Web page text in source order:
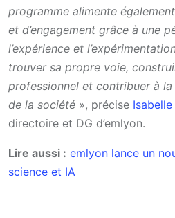
programme alimente
et d’engagement grâce à une
l’expérience et
trouver sa propre voie,
professionnel et contribuer à
de la société », précise
directoire et DG d’emlyon.
Lire aussi : emlyon lance un
science et IA